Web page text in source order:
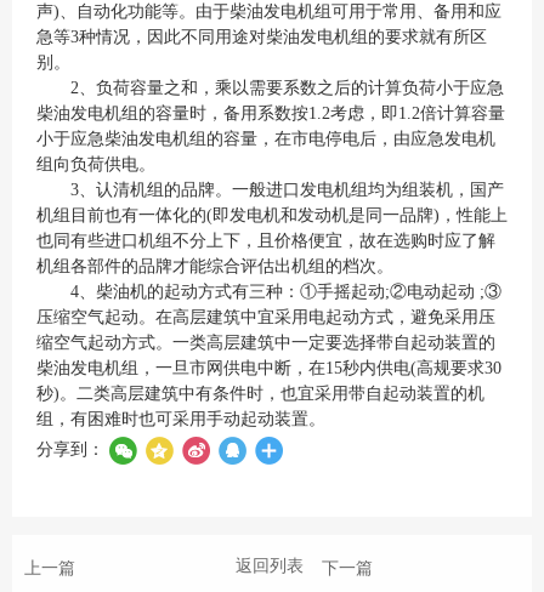
声)、自动化功能等。由于柴油发电机组可用于常用、备用和应
急等3种情况，因此不同用途对柴油发电机组的要求就有所区
别。
2、负荷容量之和，乘以需要系数之后的计算负荷小于应急
柴油发电机组的容量时，备用系数按1.2考虑，即1.2倍计算容量
小于应急柴油发电机组的容量，在市电停电后，由应急发电机
组向负荷供电。
3、认清机组的品牌。一般进口发电机组均为组装机，国产
机组目前也有一体化的(即发电机和发动机是同一品牌)，性能上
也同有些进口机组不分上下，且价格便宜，故在选购时应了解
机组各部件的品牌才能综合评估出机组的档次。
4、柴油机的起动方式有三种：①手摇起动;②电动起动 ;③
压缩空气起动。在高层建筑中宜采用电起动方式，避免采用压
缩空气起动方式。一类高层建筑中一定要选择带自起动装置的
柴油发电机组，一旦市网供电中断，在15秒内供电(高规要求30
秒)。二类高层建筑中有条件时，也宜采用带自起动装置的机
组，有困难时也可采用手动起动装置。
分享到：
上一篇 下一篇
返回列表